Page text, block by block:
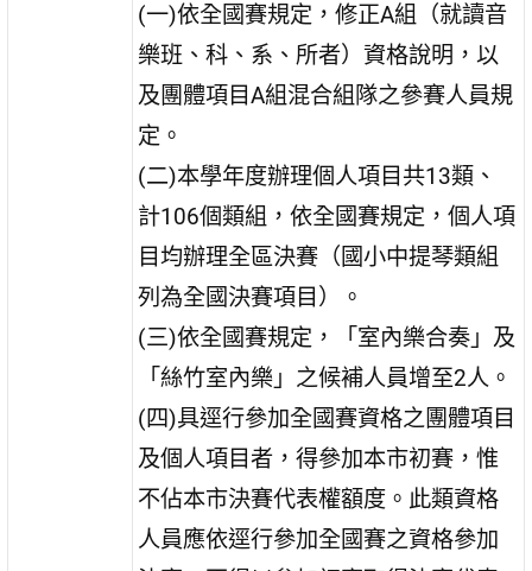
(一)依全國賽規定，修正A組（就讀音
樂班、科、系、所者）資格說明，以
及團體項目A組混合組隊之參賽人員規
定。
(二)本學年度辦理個人項目共13類、
計106個類組，依全國賽規定，個人項
目均辦理全區決賽（國小中提琴類組
列為全國決賽項目）。
(三)依全國賽規定，「室內樂合奏」及
「絲竹室內樂」之候補人員增至2人。
(四)具逕行參加全國賽資格之團體項目
及個人項目者，得參加本市初賽，惟
不佔本市決賽代表權額度。此類資格
人員應依逕行參加全國賽之資格參加